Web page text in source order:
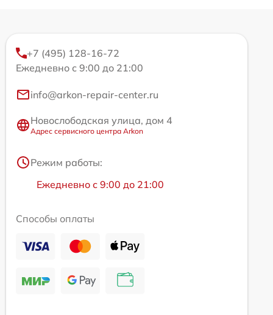
+7 (495) 128-16-72
Ежедневно с 9:00 до 21:00
info@arkon-repair-center.ru
Новослободская улица, дом 4
Адрес сервисного центра Arkon
Режим работы:
Ежедневно с 9:00 до 21:00
Способы оплаты